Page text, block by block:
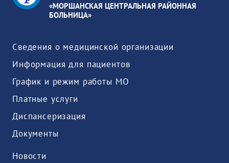
«МОРШАНСКАЯ ЦЕНТРАЛЬНАЯ РАЙОННАЯ
БОЛЬНИЦА»
Сведения о медицинской организации
Информация для пациентов
График и режим работы МО
Платные услуги
Диспансеризация
Документы
Новости